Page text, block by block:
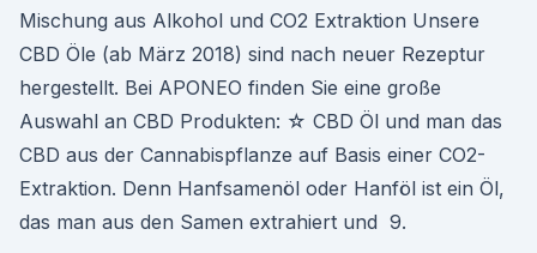
Mischung aus Alkohol und CO2 Extraktion Unsere
CBD Öle (ab März 2018) sind nach neuer Rezeptur
hergestellt. Bei APONEO finden Sie eine große
Auswahl an CBD Produkten: ☆ CBD Öl und man das
CBD aus der Cannabispflanze auf Basis einer CO2-
Extraktion. Denn Hanfsamenöl oder Hanföl ist ein Öl,
das man aus den Samen extrahiert und 9.